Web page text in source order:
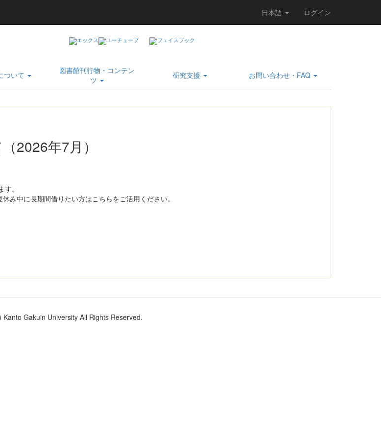
日本語 ログイン
ついて
図書館刊行物・コンテン
ツ
研究支援 お問い合わせ・FAQ
2026年7月）
す。
み中に長期間借りたい方はこちらをご活用ください。
Kanto Gakuin University All Rights Reserved.